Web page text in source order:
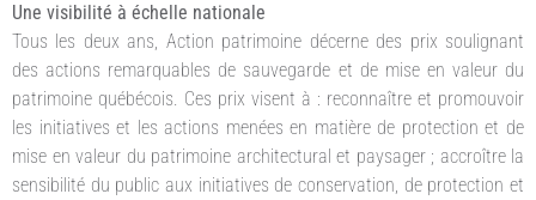
Une visibilité à échelle nationale
Tous les deux ans, Action patrimoine décerne des prix soulignant
des actions remarquables de sauvegarde et de mise en valeur du
patrimoine québécois. Ces prix visent à : reconnaître et promouvoir
les initiatives et les actions menées en matière de protection et de
mise en valeur du patrimoine architectural et paysager ; accroître la
sensibilité du public aux initiatives de conservation, de protection et